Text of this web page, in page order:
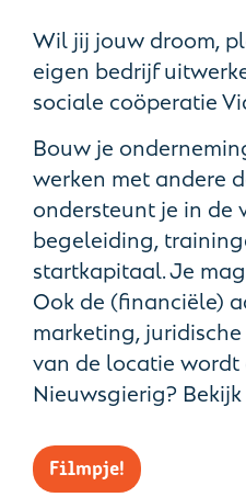
Wil jij jouw droom,
eigen bedrijf
sociale coöperatie
Bouw je
werken met andere
ondersteunt je in de
begeleiding,
startkapitaal. Je
Ook de (financiële)
marketing,
van de locatie wordt
Nieuwsgierig?
Filmpje!